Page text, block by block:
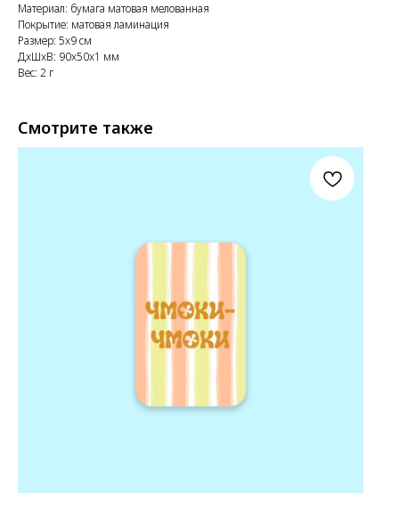
Материал: бумага матовая мелованная
Покрытие: матовая ламинация
Размер: 5x9 см
ДxШxВ: 90x50x1 мм
Вес: 2 г
Смотрите также